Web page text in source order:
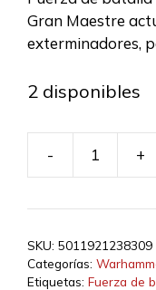
era:
190,00
Gran Maestre
exterminadores,
2 disponibles
- +
SKU: 5011921238309
Categorías:
Etiquetas: Fuerza de